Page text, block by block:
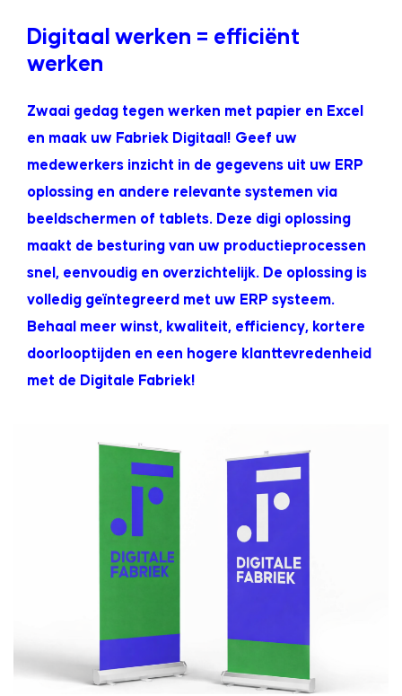
Digitaal werken = efficiënt
werken
Zwaai gedag tegen werken met papier en Excel
en maak uw Fabriek Digitaal! Geef uw
medewerkers inzicht in de gegevens uit uw ERP
oplossing en andere relevante systemen via
beeldschermen of tablets. Deze digi oplossing
maakt de besturing van uw productieprocessen
snel, eenvoudig en overzichtelijk. De oplossing is
volledig geïntegreerd met uw ERP systeem.
Behaal meer winst, kwaliteit, efficiency, kortere
doorlooptijden en een hogere klanttevredenheid
met de Digitale Fabriek!